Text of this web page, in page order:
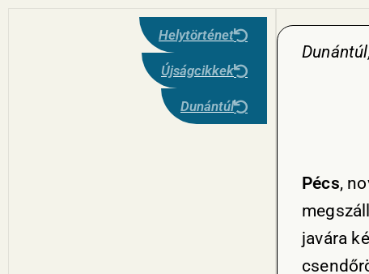
Helytörténet
Újságcikkek
Dunántúl
Pécs,
javára